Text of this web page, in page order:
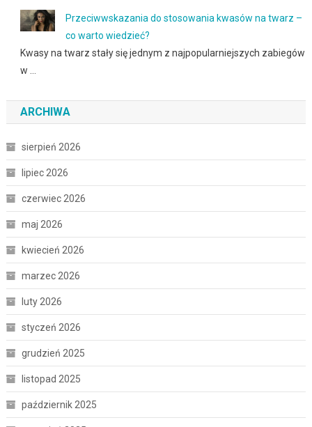
Przeciwwskazania do stosowania kwasów na twarz –
co warto wiedzieć?
Kwasy na twarz stały się jednym z najpopularniejszych zabiegów
w …
ARCHIWA
sierpień 2026
lipiec 2026
czerwiec 2026
maj 2026
kwiecień 2026
marzec 2026
luty 2026
styczeń 2026
grudzień 2025
listopad 2025
październik 2025